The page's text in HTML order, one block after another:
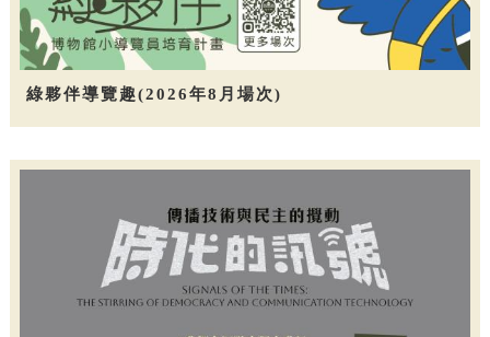
綠夥伴導覽趣(2026年8月場次)